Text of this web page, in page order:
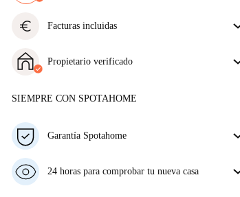
obtienes exactamente lo que ves en el anuncio.
euro Facturas incluidas
facturas incluidas, que cubren alquiler y servicios
para una experiencia de alquiler sin complicaciones.
Propietario verificado
Más sobre este arrendador
SIEMPRE CON SPOTAHOME
Garantía Spotahome
horas previas a la fecha de entrada, Spotahome A) te
24 horas para comprobar tu nueva casa